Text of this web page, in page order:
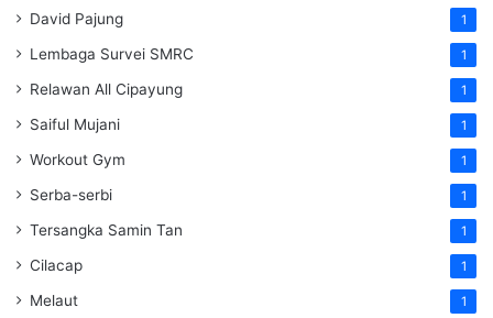
David Pajung 1
Lembaga Survei SMRC 1
Relawan All Cipayung 1
Saiful Mujani 1
Workout Gym 1
Serba-serbi 1
Tersangka Samin Tan 1
Cilacap 1
Melaut 1